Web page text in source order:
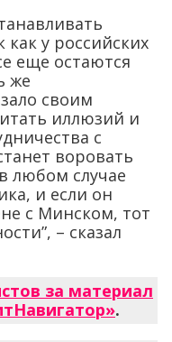
у российских
еще остаются
же
своим
иллюзий и
с
воровать
любом случае
и если он
с Минском, тот
– сказал
за материал
.